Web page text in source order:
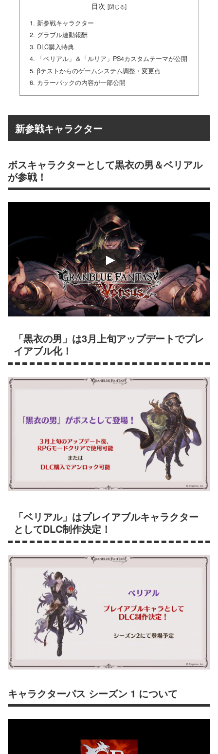
目次
新参戦キャラクター
グラブル連動報酬
DLC購入特典
「ベリアル」＆「ルリア」PS4カスタムテーマが公開
βテストからのゲームシステム調整・変更点
カラーパックの内容が一部公開
新参戦キャラクター
ボスキャラクターとして黒衣の男＆ベリアル
が参戦！
「黒衣の男」は3月上旬アップデートでプレ
イアブル化！
「ベリアル」はプレイアブルキャラクター
としてDLC制作決定！
キャラクターパス シーズン 1 について